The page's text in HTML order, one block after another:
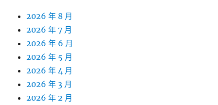
2026 年 8 月
2026 年 7 月
2026 年 6 月
2026 年 5 月
2026 年 4 月
2026 年 3 月
2026 年 2 月